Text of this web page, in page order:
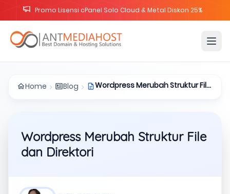
Promo Lisensi cPanel Solo Cloud & Metal Diskon 25%
Home Blog
Wordpress Merubah Struktur File
Wordpress Merubah Struktur File
dan Direktori